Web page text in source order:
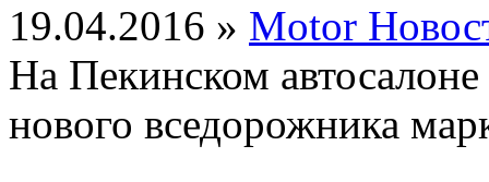
19.04.2016 » Motor
На Пекинском
нового вседорожника